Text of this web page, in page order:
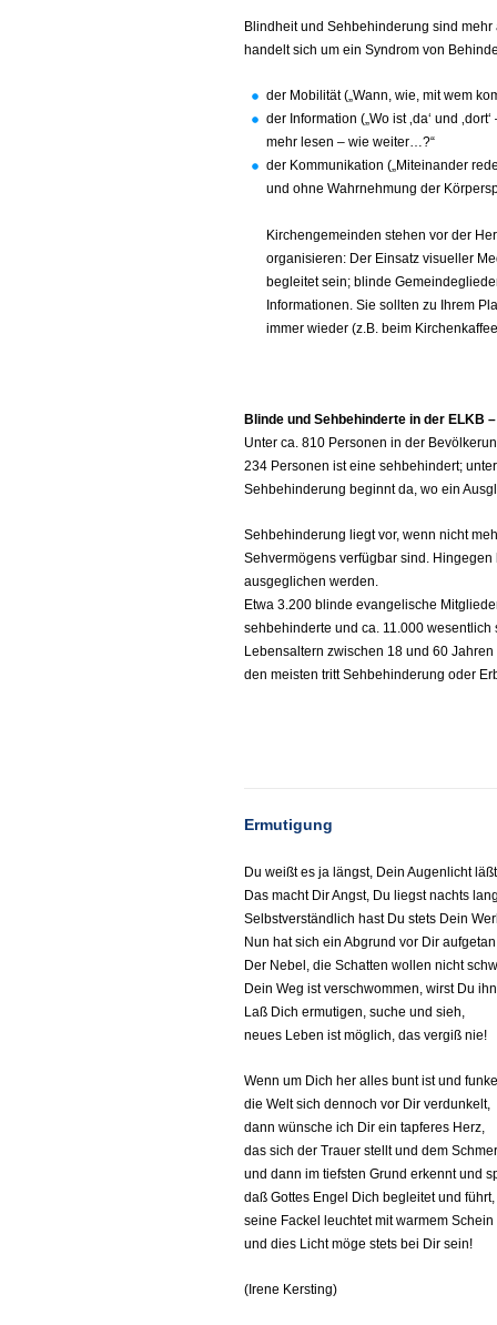
Blindheit und Sehbehinderung sind
handelt sich um ein Syndrom von
der Mobilität („Wann, wie, mit wem
der Information („Wo ist ‚da‘ und
mehr lesen – wie weiter…?“
der Kommunikation („Miteinander
und ohne Wahrnehmung
Kirchengemeinden stehen vor der
organisieren: Der Einsatz visueller
begleitet sein; blinde
Informationen. Sie sollten zu Ihrem
immer wieder (z.B. beim
Blinde und Sehbehinderte in der ELKB
Unter ca. 810 Personen in der
234 Personen ist eine sehbehindert;
Sehbehinderung beginnt da, wo ein
Sehbehinderung liegt vor, wenn nicht
Sehvermögens verfügbar sind.
ausgeglichen werden.
Etwa 3.200 blinde evangelische
sehbehinderte und ca. 11.000
Lebensaltern zwischen 18 und 60
den meisten tritt Sehbehinderung oder
Ermutigung
Du weißt es ja längst, Dein Augenlicht
Das macht Dir Angst, Du liegst nachts
Selbstverständlich hast Du stets Dein
Nun hat sich ein Abgrund vor Dir
Der Nebel, die Schatten wollen nicht
Dein Weg ist verschwommen, wirst Du
Laß Dich ermutigen, suche und sieh,
neues Leben ist möglich, das vergiß nie!
Wenn um Dich her alles bunt ist und
die Welt sich dennoch vor Dir verdunkelt,
dann wünsche ich Dir ein tapferes Herz,
das sich der Trauer stellt und dem
und dann im tiefsten Grund erkennt und
daß Gottes Engel Dich begleitet und führt,
seine Fackel leuchtet mit warmem Schein
und dies Licht möge stets bei Dir sein!
(Irene Kersting)